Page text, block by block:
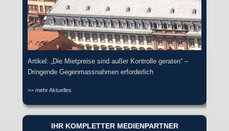
Artikel: „Die Mietpreise sind außer Kontrolle geraten“ –
Dringende Gegenmassnahmen erforderlich
>> mehr Aktuelles
IHR KOMPLETTER MEDIENPARTNER